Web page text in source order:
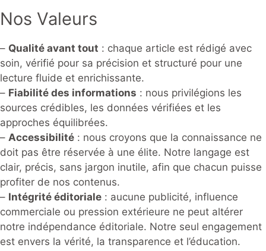
Nos Valeurs
– Qualité avant tout : chaque article est rédigé avec
soin, vérifié pour sa précision et structuré pour une
lecture fluide et enrichissante.
– Fiabilité des informations : nous privilégions les
sources crédibles, les données vérifiées et les
approches équilibrées.
– Accessibilité : nous croyons que la connaissance ne
doit pas être réservée à une élite. Notre langage est
clair, précis, sans jargon inutile, afin que chacun puisse
profiter de nos contenus.
– Intégrité éditoriale : aucune publicité, influence
commerciale ou pression extérieure ne peut altérer
notre indépendance éditoriale. Notre seul engagement
est envers la vérité, la transparence et l’éducation.